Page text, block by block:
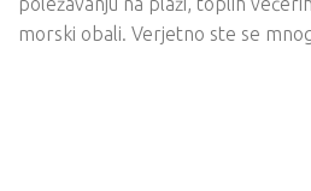
morski obali. Verjetno ste se